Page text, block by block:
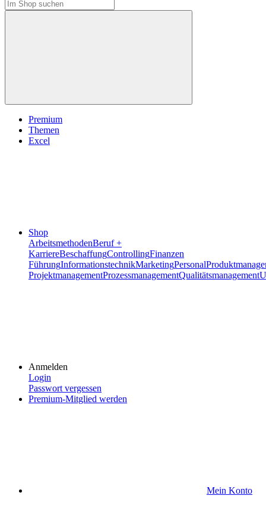
Premium
Themen
Excel
Shop
ArbeitsmethodenBeruf +
KarriereBeschaffungControllingFinanzen
FührungInformationstechnikMarketingPersonal
ProjektmanagementProzessmanagementQualitätsmanagement
Anmelden
Login
Passwort vergessen
Premium-Mitglied werden
Mein Konto